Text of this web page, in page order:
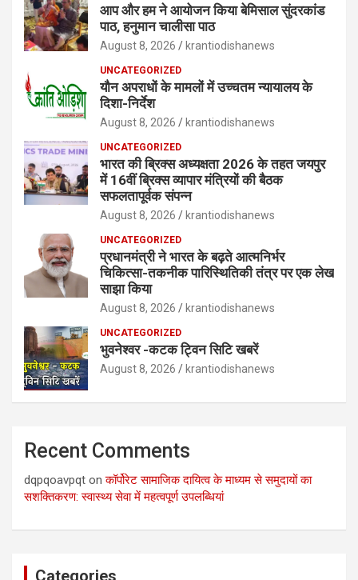
आप और हम ने आयोजन किया बेमिसाल सुंदरकांड
पाठ, हनुमान चालीसा पाठ
August 8, 2026 krantiodishanews
UNCATEGORIZED
यौन अपराधों के मामलों में उच्चतम न्यायालय के
दिशा-निर्देश
August 8, 2026 krantiodishanews
UNCATEGORIZED
भारत की ब्रिक्‍स अध्यक्षता 2026 के तहत जयपुर
में 16वीं ब्रिक्‍स व्यापार मंत्रियों की बैठक
सफलतापूर्वक संपन्न
August 8, 2026 krantiodishanews
UNCATEGORIZED
प्रधानमंत्री ने भारत के बढ़ते आत्मनिर्भर
चिकित्सा-तकनीक पारिस्थितिकी तंत्र पर एक लेख
साझा किया
August 8, 2026 krantiodishanews
UNCATEGORIZED
भुवनेश्वर -कटक ट्विन सिटि खबरें
August 8, 2026 krantiodishanews
Recent Comments
dqpqoavpqt onकॉर्पोरेट सामाजिक दायित्व के माध्यम से समुदायों का
सशक्तिकरण: स्वास्थ्य सेवा में महत्वपूर्ण उपलब्धियां
Categories